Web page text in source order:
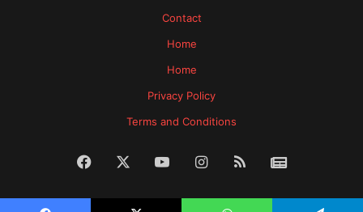
Contact
Home
Home
Privacy Policy
Terms and Conditions
Facebook YouTubeInstagram
RSS News